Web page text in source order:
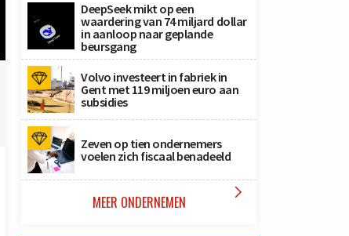
DeepSeek mikt op een
waardering van 74 miljard dollar
in aanloop naar geplande
beursgang
Volvo investeert in fabriek in
Gent met 119 miljoen euro aan
subsidies
Zeven op tien ondernemers
voelen zich fiscaal benadeeld
MEER ONDERNEMEN 